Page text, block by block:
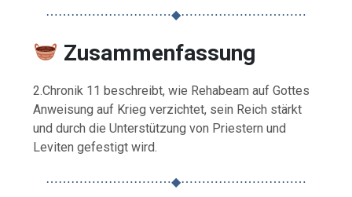
⋯⋯⋯⋯⋯⋯⋯⋯⋯⋯◆⋯⋯⋯⋯⋯⋯⋯⋯⋯⋯
Zusammenfassung
2.Chronik 11 beschreibt, wie Rehabeam auf Gottes
Anweisung auf Krieg verzichtet, sein Reich stärkt
und durch die Unterstützung von Priestern und
Leviten gefestigt wird.
⋯⋯⋯⋯⋯⋯⋯⋯⋯⋯◆⋯⋯⋯⋯⋯⋯⋯⋯⋯⋯